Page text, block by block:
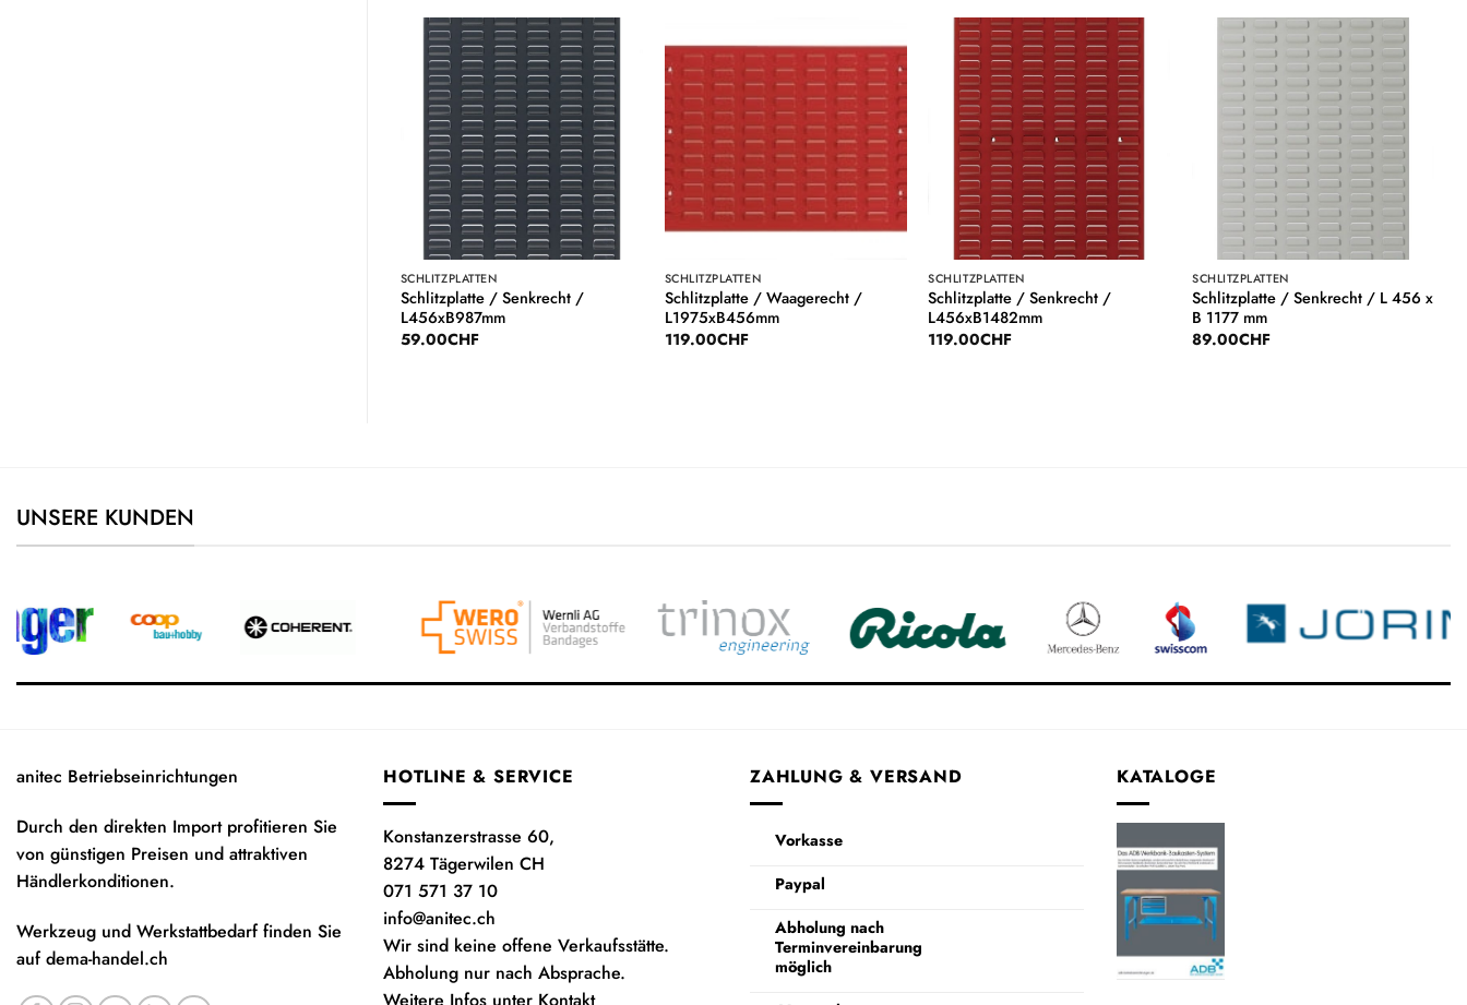
Auf die
Wunschliste
SCHLITZPLATTEN
Schlitzplatte / Senkrecht /
L456xB987mm
59.00CHF
Wunschliste
SCHLITZPLATTEN
Schlitzplatte / Waagerecht /
L1975xB456mm
119.00CHF
Auf die
Wunschliste
SCHLITZPLATTEN
Schlitzplatte / Senkrecht /
L456xB1482mm
119.00CHF
Auf die
Wunschliste
SCHLITZPLATTEN
Schlitzplatte / Senkrecht / L 456 x
B 1177 mm
89.00CHF
UNSERE KUNDEN
anitec Betriebseinrichtungen
Durch den direkten Import profitieren Sie
von günstigen Preisen und attraktiven
Händlerkonditionen.
Werkzeug und Werkstattbedarf finden Sie
aufdema-handel.ch
HOTLINE & SERVICE
Konstanzerstrasse 60,
8274 Tägerwilen CH
071 571 37 10
info@anitec.ch
Wir sind keine offene Verkaufsstätte.
Abholung nur nach Absprache.
Weitere Infos unter Kontakt
ZAHLUNG & VERSAND
Vorkasse
Paypal
Abholung nach
Terminvereinbarung
möglich
KATALOGE